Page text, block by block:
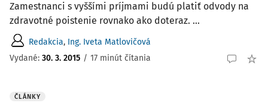
Zamestnanci s vyššími príjmami budú platiť odvody na
zdravotné poistenie rovnako ako doteraz. ...
Redakcia, Ing. Iveta Matlovičová
Vydané: 30. 3. 2015 / 17 minút čítania
ČLÁNKY